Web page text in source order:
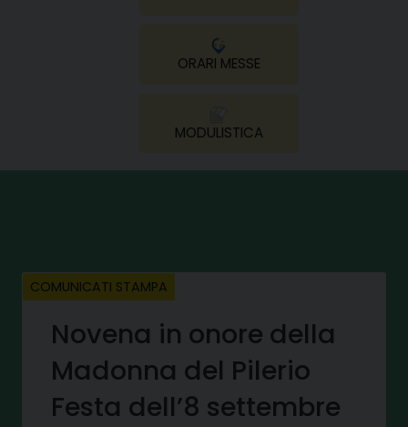
ORARI MESSE
MODULISTICA
COMUNICATI STAMPA
Novena in onore della
Madonna del Pilerio
Festa dell’8 settembre